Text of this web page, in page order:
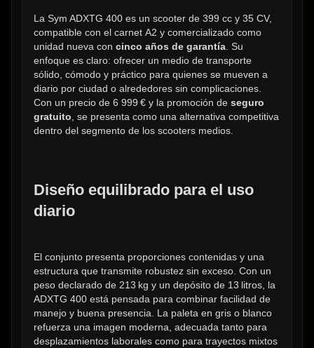
La Sym ADXTG 400 es un scooter de 399 cc y 35 CV,
compatible con el carnet A2 y comercializado como
unidad nueva con cinco años de garantía. Su
enfoque es claro: ofrecer un medio de transporte
sólido, cómodo y práctico para quienes se mueven a
diario por ciudad o alrededores sin complicaciones.
Con un precio de 6 999 € y la promoción de seguro
gratuito, se presenta como una alternativa competitiva
dentro del segmento de los scooters medios.
Diseño equilibrado para el uso
diario
El conjunto presenta proporciones contenidas y una
estructura que transmite robustez sin exceso. Con un
peso declarado de 213 kg y un depósito de 13 litros, la
ADXTG 400 está pensada para combinar facilidad de
manejo y buena presencia. La paleta en gris o blanco
refuerza una imagen moderna, adecuada tanto para
desplazamientos laborales como para trayectos mixtos